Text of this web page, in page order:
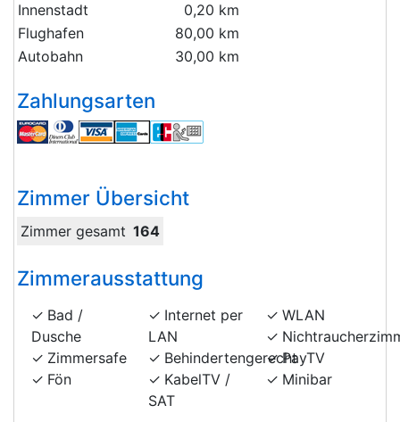
Innenstadt
0,20 km
Flughafen
80,00 km
Autobahn
30,00 km
Zahlungsarten
Zimmer Übersicht
Zimmer gesamt 164
Zimmerausstattung
Bad /
Dusche
Zimmersafe
Fön
Internet per
LAN
Behindertengerecht
KabelTV /
SAT
WLAN
PayTV
Minibar